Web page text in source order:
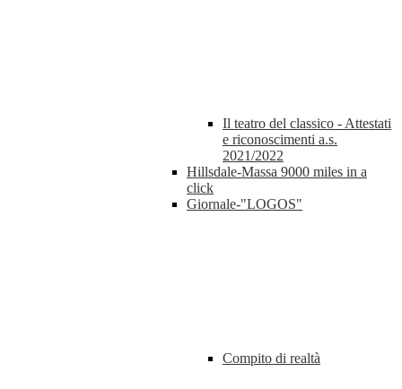
Il teatro del classico - Attestati
e riconoscimenti a.s.
2021/2022
Hillsdale-Massa 9000 miles in a
click
Giornale-"LOGOS"
Compito di realtà